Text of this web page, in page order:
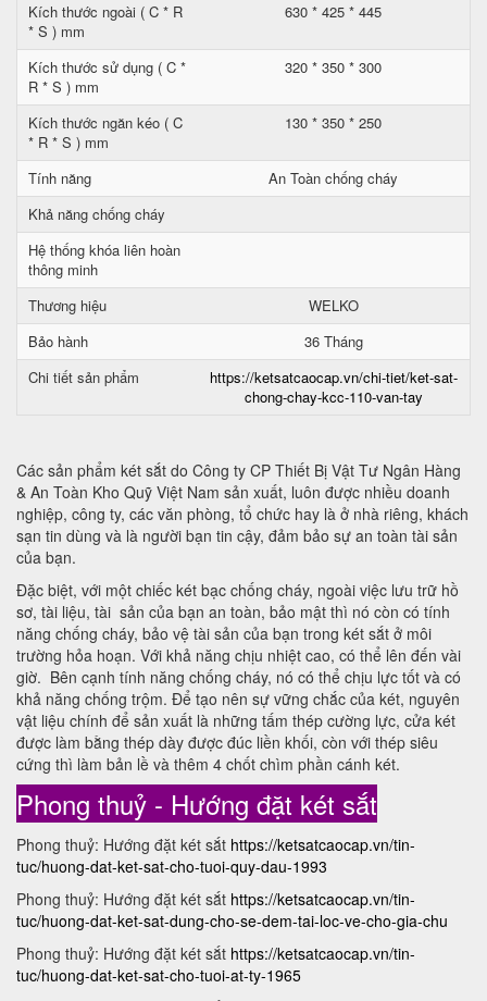
Kích thước ngoài ( C * R
* S ) mm
630 * 425 * 445
Kích thước sử dụng ( C *
R * S ) mm
320 * 350 * 300
Kích thước ngăn kéo ( C
* R * S ) mm
130 * 350 * 250
Tính năng
An Toàn chống cháy
Khả năng chống cháy
Hệ thống khóa liên hoàn
thông minh
Thương hiệu
WELKO
Bảo hành
36 Tháng
Chi tiết sản phẩm
https://ketsatcaocap.vn/chi-tiet/ket-sat-
chong-chay-kcc-110-van-tay
Các sản phẩm két sắt do Công ty CP Thiết Bị Vật Tư Ngân Hàng
& An Toàn Kho Quỹ Việt Nam sản xuất, luôn được nhiều doanh
nghiệp, công ty, các văn phòng, tổ chức hay là ở nhà riêng, khách
sạn tin dùng và là người bạn tin cậy, đảm bảo sự an toàn tài sản
của bạn.
Đặc biệt, với một chiếc két bạc chống cháy, ngoài việc lưu trữ hồ
sơ, tài liệu, tài sản của bạn an toàn, bảo mật thì nó còn có tính
năng chống cháy, bảo vệ tài sản của bạn trong két sắt ở môi
trường hỏa hoạn. Với khả năng chịu nhiệt cao, có thể lên đến vài
giờ. Bên cạnh tính năng chống cháy, nó có thể chịu lực tốt và có
khả năng chống trộm. Để tạo nên sự vững chắc của két, nguyên
vật liệu chính để sản xuất là những tấm thép cường lực, cửa két
được làm bằng thép dày được đúc liền khối, còn với thép siêu
cứng thì làm bản lề và thêm 4 chốt chìm phần cánh két.
Phong thuỷ - Hướng đặt két sắt
Phong thuỷ: Hướng đặt két sắt https://ketsatcaocap.vn/tin-
tuc/huong-dat-ket-sat-cho-tuoi-quy-dau-1993
Phong thuỷ: Hướng đặt két sắt https://ketsatcaocap.vn/tin-
tuc/huong-dat-ket-sat-dung-cho-se-dem-tai-loc-ve-cho-gia-chu
Phong thuỷ: Hướng đặt két sắt https://ketsatcaocap.vn/tin-
tuc/huong-dat-ket-sat-cho-tuoi-at-ty-1965